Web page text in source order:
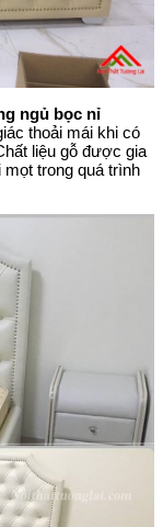
ngủ bọc nỉ
thoải mái khi có
liệu gỗ được gia
trong quá trình